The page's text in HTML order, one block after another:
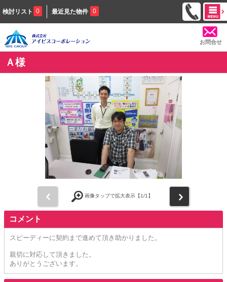
検討リスト 0 最近見た物件 0
お問合せ
Ａ様
画像タップで拡大表示【1/1】
コメント
スピーディーに契約まで進めて頂き助かりました。
親切に対応して頂きました。
ありがとうございます。